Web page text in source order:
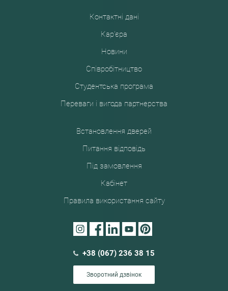
Контактні дані
Кар'єра
Новини
Співробітництво
Студентська програма
Переваги і вигода партнерства
Встановлення дверей
Питання відповідь
Під замовлення
Кабінет
Правила використання сайту
+38 (067) 236 38 15
Зворотний дзвінок